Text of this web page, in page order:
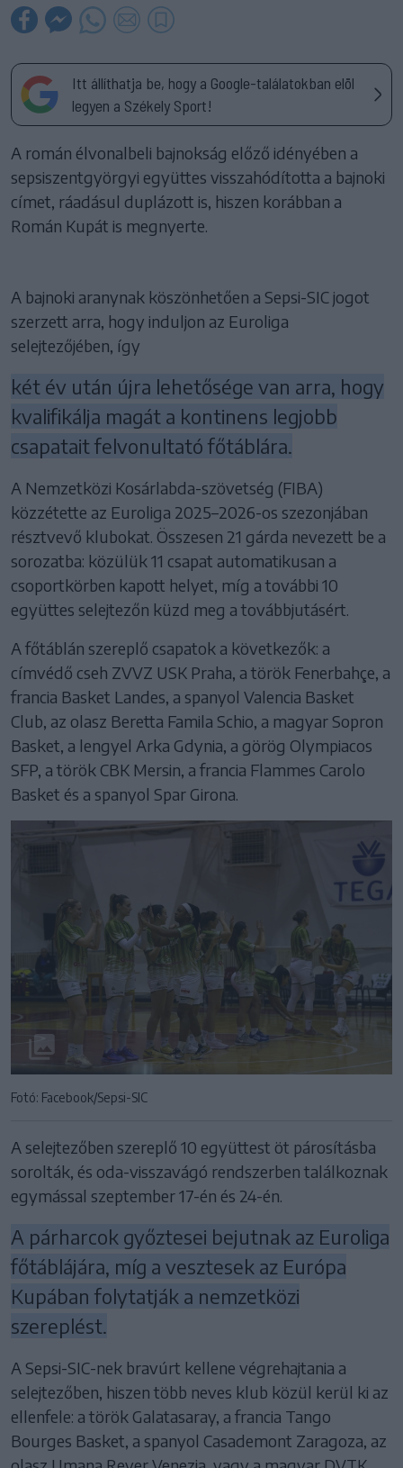
Itt állíthatja be, hogy a Google-találatokban elöl
legyen a Székely Sport!
A román élvonalbeli bajnokság előző idényében a
sepsiszentgyörgyi együttes visszahódította a bajnoki
címet, ráadásul duplázott is, hiszen korábban a
Román Kupát is megnyerte.
A bajnoki aranynak köszönhetően a Sepsi-SIC jogot
szerzett arra, hogy induljon az Euroliga
selejtezőjében, így
két év után újra lehetősége van arra, hogy
kvalifikálja magát a kontinens legjobb
csapatait felvonultató főtáblára.
A Nemzetközi Kosárlabda-szövetség (FIBA)
közzétette az Euroliga 2025–2026-os szezonjában
résztvevő klubokat. Összesen 21 gárda nevezett be a
sorozatba: közülük 11 csapat automatikusan a
csoportkörben kapott helyet, míg a további 10
együttes selejtezőn küzd meg a továbbjutásért.
A főtáblán szereplő csapatok a következők: a
címvédő cseh ZVVZ USK Praha, a török Fenerbahçe, a
francia Basket Landes, a spanyol Valencia Basket
Club, az olasz Beretta Famila Schio, a magyar Sopron
Basket, a lengyel Arka Gdynia, a görög Olympiacos
SFP, a török CBK Mersin, a francia Flammes Carolo
Basket és a spanyol Spar Girona.
Fotó: Facebook/Sepsi-SIC
A selejtezőben szereplő 10 együttest öt párosításba
sorolták, és oda-visszavágó rendszerben találkoznak
egymással szeptember 17-én és 24-én.
A párharcok győztesei bejutnak az Euroliga
főtáblájára, míg a vesztesek az Európa
Kupában folytatják a nemzetközi
szereplést.
A Sepsi-SIC-nek bravúrt kellene végrehajtania a
selejtezőben, hiszen több neves klub közül kerül ki az
ellenfele: a török Galatasaray, a francia Tango
Bourges Basket, a spanyol Casademont Zaragoza, az